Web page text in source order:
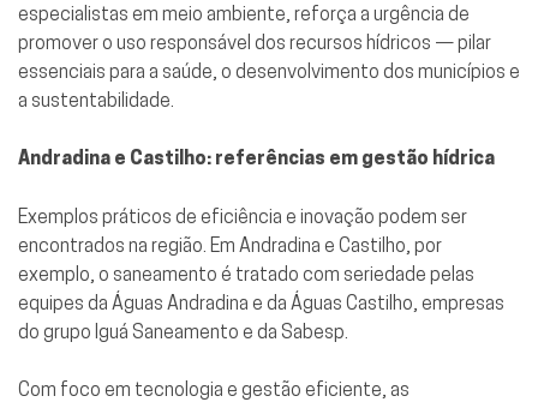
especialistas em meio ambiente, reforça a urgência de
promover o uso responsável dos recursos hídricos — pilar
essenciais para a saúde, o desenvolvimento dos municípios e
a sustentabilidade.
Andradina e Castilho: referências em gestão hídrica
Exemplos práticos de eficiência e inovação podem ser
encontrados na região. Em Andradina e Castilho, por
exemplo, o saneamento é tratado com seriedade pelas
equipes da Águas Andradina e da Águas Castilho, empresas
do grupo Iguá Saneamento e da Sabesp.
Com foco em tecnologia e gestão eficiente, as